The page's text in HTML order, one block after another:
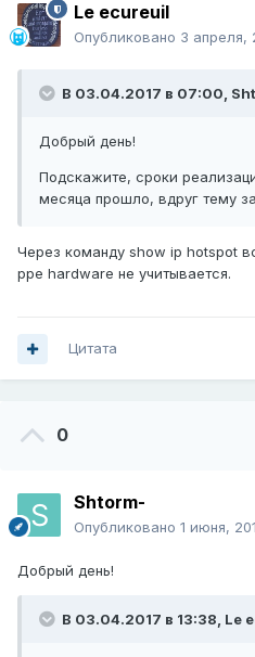
Le ecureuil
Опубликовано 3 апреля,
В 03.04.2017 в 07:00,
Добрый день!
Подскажите, сроки
месяца прошло, вдруг тему
Через команду show ip hotspot
ppe hardware не учитывается.
Цитата
0
Shtorm-
Опубликовано 1 июня,
Добрый день!
В 03.04.2017 в 13:38, Le